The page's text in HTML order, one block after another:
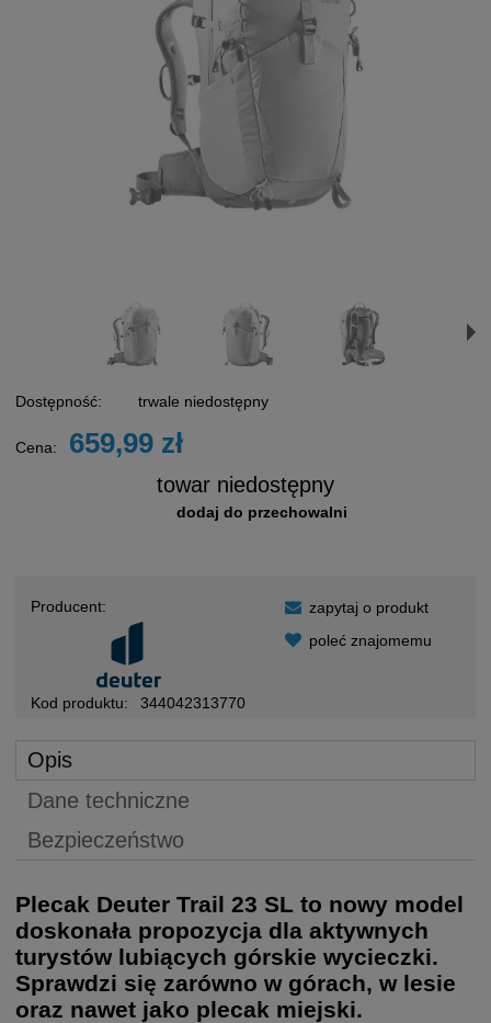
Dostępność: trwale niedostępny
Cena: 659,99 zł
towar niedostępny
dodaj do przechowalni
Producent:
Kod produktu: 344042313770
zapytaj o produkt
poleć znajomemu
Opis
Dane techniczne
Bezpieczeństwo
Plecak Deuter Trail 23 SL to nowy model
doskonała propozycja dla aktywnych
turystów lubiących górskie wycieczki.
Sprawdzi się zarówno w górach, w lesie
oraz nawet jako plecak miejski.